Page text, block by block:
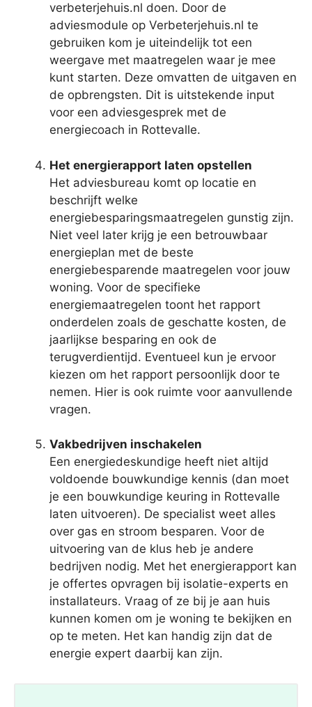
verbeterjehuis.nl doen. Door de
adviesmodule op Verbeterjehuis.nl te
gebruiken kom je uiteindelijk tot een
weergave met maatregelen waar je mee
kunt starten. Deze omvatten de uitgaven en
de opbrengsten. Dit is uitstekende input
voor een adviesgesprek met de
energiecoach in Rottevalle.
Het energierapport laten opstellen
Het adviesbureau komt op locatie en
beschrijft welke
energiebesparingsmaatregelen gunstig zijn.
Niet veel later krijg je een betrouwbaar
energieplan met de beste
energiebesparende maatregelen voor jouw
woning. Voor de specifieke
energiemaatregelen toont het rapport
onderdelen zoals de geschatte kosten, de
jaarlijkse besparing en ook de
terugverdientijd. Eventueel kun je ervoor
kiezen om het rapport persoonlijk door te
nemen. Hier is ook ruimte voor aanvullende
vragen.
Vakbedrijven inschakelen
Een energiedeskundige heeft niet altijd
voldoende bouwkundige kennis (dan moet
je een bouwkundige keuring in Rottevalle
laten uitvoeren). De specialist weet alles
over gas en stroom besparen. Voor de
uitvoering van de klus heb je andere
bedrijven nodig. Met het energierapport kan
je offertes opvragen bij isolatie-experts en
installateurs. Vraag of ze bij je aan huis
kunnen komen om je woning te bekijken en
op te meten. Het kan handig zijn dat de
energie expert daarbij kan zijn.